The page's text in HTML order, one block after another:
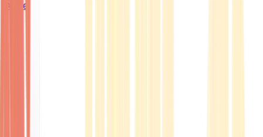
Ärzte